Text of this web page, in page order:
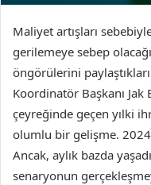
Maliyet artışları
gerilemeye sebep
öngörülerini
Koordinatör Başkanı Jak
çeyreğinde geçen yılki
olumlu bir gelişme.
Ancak, aylık bazda
senaryonun